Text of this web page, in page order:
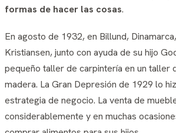
formas de hacer las cosas.
En agosto de 1932, en Billund,
Kristiansen, junto con ayuda de su hijo
pequeño taller de carpintería en un taller
madera. La Gran Depresión de 1929 lo
estrategia de negocio. La venta de
considerablemente y en muchas